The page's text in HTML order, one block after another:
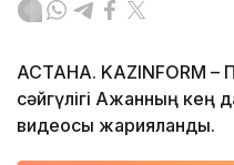
АСТАНА. KAZINFORM –
сәйгүлігі Ақжанның кең
видеосы жарияланды.